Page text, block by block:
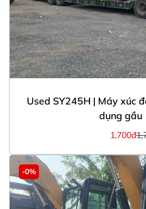
Used SY245H | Máy xúc
dụng gầu
1,700đ
-0%